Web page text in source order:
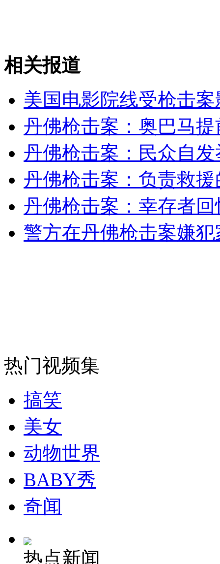
女孩北京地铁殴打老人 痛下狠手拳打脚踢
无痛分娩是否安全 医生回应
外交部：反对强权政治霸凌主义
外交部：有关国家言论片面不公正
纽约上演“枕头大战”
司机酒驾遇交警 急速倒车逃窜
相关报道
美国电影院线受枪击
丹佛枪击案：奥巴马
丹佛枪击案：民众自
丹佛枪击案：负责救
丹佛枪击案：幸存者
警方在丹佛枪击案嫌
热门视频集
搞笑
美女
动物世界
BABY秀
奇闻
热点新闻